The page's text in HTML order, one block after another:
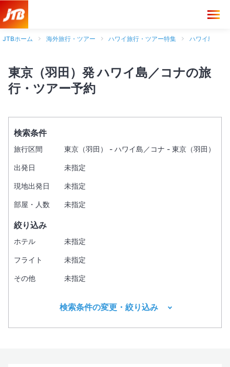
JTBホーム 海外旅行・ツアー ハワイ旅行・ツアー特集 ハワイ島旅行
東京（羽田）発 ハワイ島／コナの旅
行・ツアー予約
検索条件
旅行区間 東京（羽田） - ハワイ島／コナ - 東京（羽田）
出発日 未指定
現地出発日 未指定
部屋・人数 未指定
絞り込み
ホテル 未指定
フライト 未指定
その他 未指定
検索条件の変更・絞り込み